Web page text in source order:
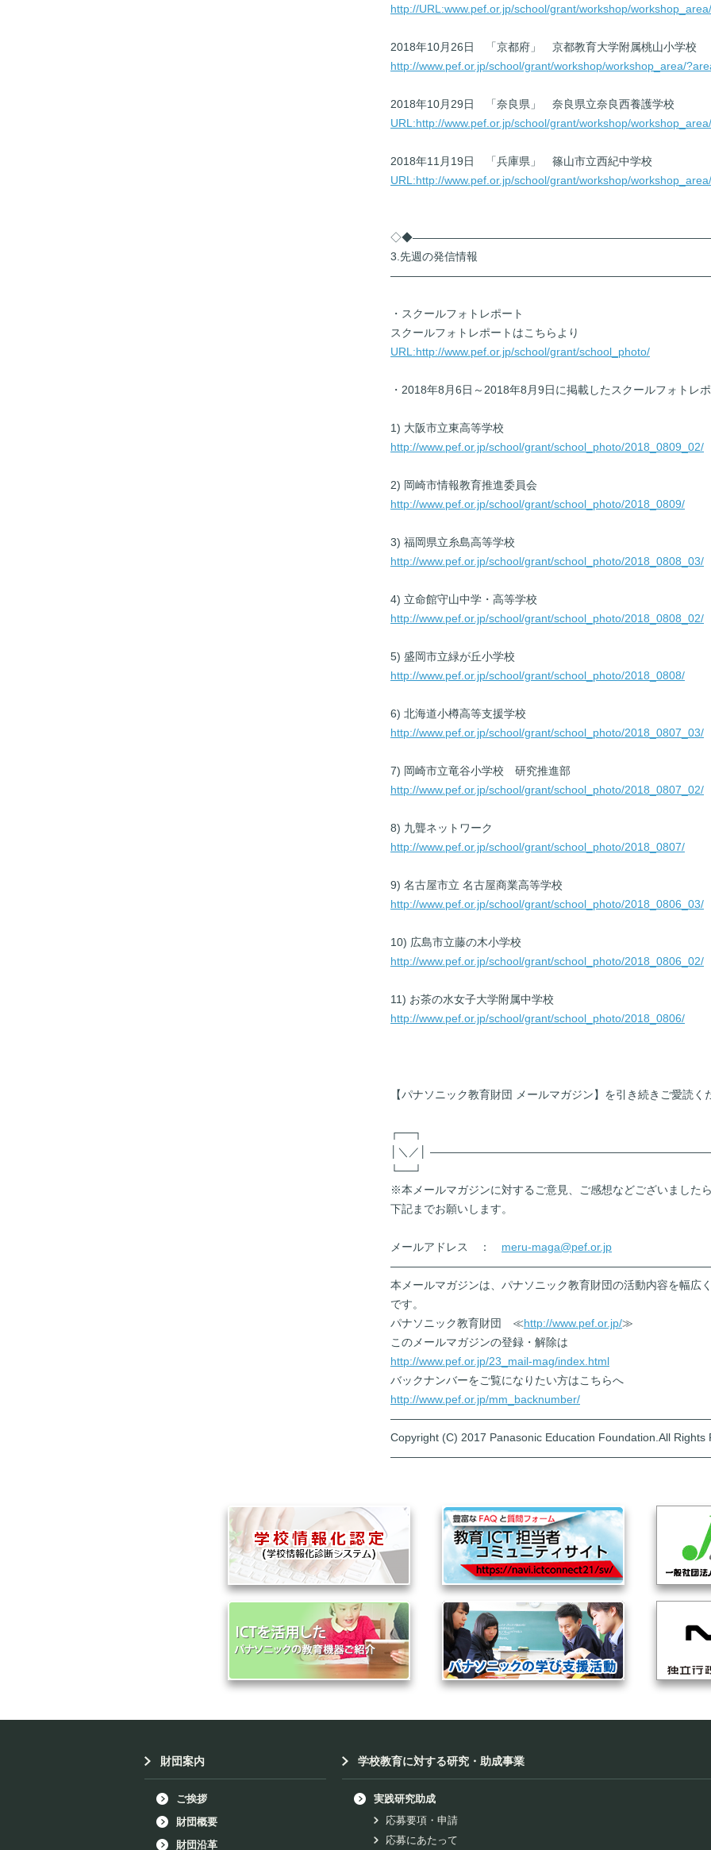
http://URL:www.pef.or.jp/school/grant/workshop/
2018年10月26日 「京都府」 京都教育大学附属桃山小学校
http://www.pef.or.jp/school/grant/workshop/workshop_area/
2018年10月29日 「奈良県」 奈良県立奈良西養護学校
URL:http://www.pef.or.jp/school/grant/workshop/
2018年11月19日 「兵庫県」 篠山市立西紀中学校
URL:http://www.pef.or.jp/school/grant/workshop/
3.先週の発信情報
・スクールフォトレポート
スクールフォトレポートはこちらより
URL:http://www.pef.or.jp/school/grant/school_photo/
・2018年8月6日～2018年8月9日に掲載したスクールフォトレ
1) 大阪市立東高等学校
http://www.pef.or.jp/school/grant/school_photo/2018_0809_02/
2) 岡崎市情報教育推進委員会
http://www.pef.or.jp/school/grant/school_photo/2018_0809/
3) 福岡県立糸島高等学校
http://www.pef.or.jp/school/grant/school_photo/2018_0808_03/
4) 立命館守山中学・高等学校
http://www.pef.or.jp/school/grant/school_photo/2018_0808_02/
5) 盛岡市立緑が丘小学校
http://www.pef.or.jp/school/grant/school_photo/2018_0808/
6) 北海道小樽高等支援学校
http://www.pef.or.jp/school/grant/school_photo/2018_0807_03/
7) 岡崎市立竜谷小学校 研究推進部
http://www.pef.or.jp/school/grant/school_photo/2018_0807_02/
8) 九聾ネットワーク
http://www.pef.or.jp/school/grant/school_photo/2018_0807/
9) 名古屋市立 名古屋商業高等学校
http://www.pef.or.jp/school/grant/school_photo/2018_0806_03/
10) 広島市立藤の木小学校
http://www.pef.or.jp/school/grant/school_photo/2018_0806_02/
11) お茶の水女子大学附属中学校
http://www.pef.or.jp/school/grant/school_photo/2018_0806/
【パナソニック教育財団 メールマガジン】を引き続きご愛読く
┌──┐
│＼／│
└──┘
※本メールマガジンに対するご意見、ご感想などございました
下記までお願いします。
メールアドレス ： meru-maga@pef.or.jp
本メールマガジンは、パナソニック教育財団の活動内容を幅広
です。
パナソニック教育財団 ≪http://www.pef.or.jp/≫
このメールマガジンの登録・解除は
http://www.pef.or.jp/23_mail-mag/index.html
バックナンバーをご覧になりたい方はこちらへ
http://www.pef.or.jp/mm_backnumber/
Copyright (C) 2017 Panasonic Education Foundation.All Rights
財団案内
ご挨拶
財団概要
財団沿革
学校教育に対する研究・助成事業
実践研究助成
応募要項・申請
応募にあたって